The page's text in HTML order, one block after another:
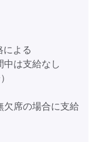
よる
は支給なし
席の場合に支給